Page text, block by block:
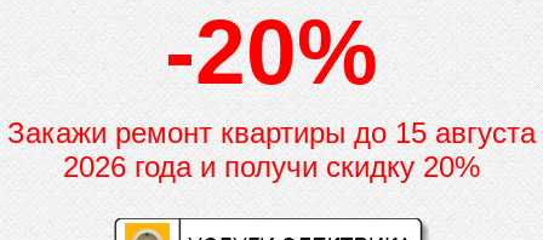
-20%
Закажи ремонт квартиры до15 августа
2026 года и получи скидку 20%